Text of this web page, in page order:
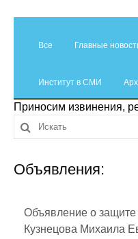
Администрация
Отчетность
Материалы
Публикации
Все Главные
Институт в СМИ
Приносим извинения,
Объявления:
Объявление о защите
Кузнецова Михаила